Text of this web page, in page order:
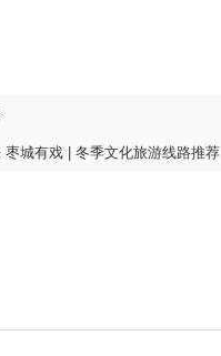
枣城有戏 | 冬季文化旅游线路推荐